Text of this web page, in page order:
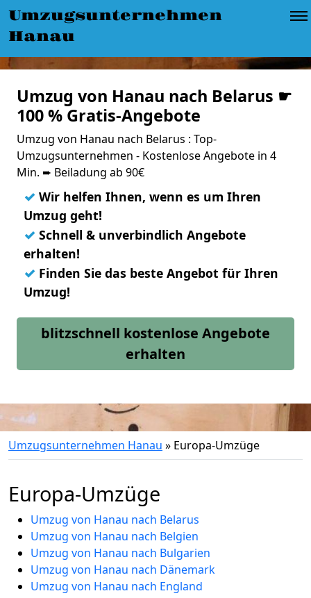
Umzugsunternehmen
Hanau
Umzug von Hanau nach Belarus ☛
100 % Gratis-Angebote
Umzug von Hanau nach Belarus : Top-
Umzugsunternehmen - Kostenlose Angebote in 4
Min. ➨ Beiladung ab 90€
✓ Wir helfen Ihnen, wenn es um Ihren
Umzug geht!
✓ Schnell & unverbindlich Angebote
erhalten!
✓ Finden Sie das beste Angebot für Ihren
Umzug!
blitzschnell kostenlose Angebote
erhalten
Umzugsunternehmen Hanau » Europa-Umzüge
Europa-Umzüge
Umzug von Hanau nach Belarus
Umzug von Hanau nach Belgien
Umzug von Hanau nach Bulgarien
Umzug von Hanau nach Dänemark
Umzug von Hanau nach England